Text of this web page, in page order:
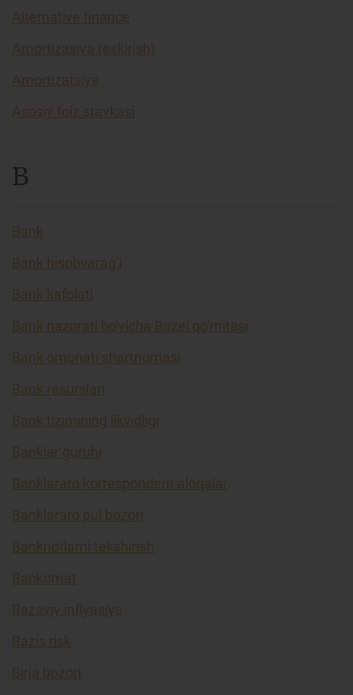
Alternative finance
Amortizasiya (eskirish)
Amortizatsiya
Asosiy foiz stavkasi
B
Bank
Bank hisobvarag’i
Bank kafolati
Bank nazorati bo'yicha Bazel qo'mitasi
Bank omonati shartnomasi
Bank resurslari
Bank tizimining likvidligi
Banklar guruhi
Banklararo korrespondent aloqalar
Banklararo pul bozori
Banknotlarni tekshirish
Bankomat
Bazaviy inflyasiya
Bazis risk
Birja bozori